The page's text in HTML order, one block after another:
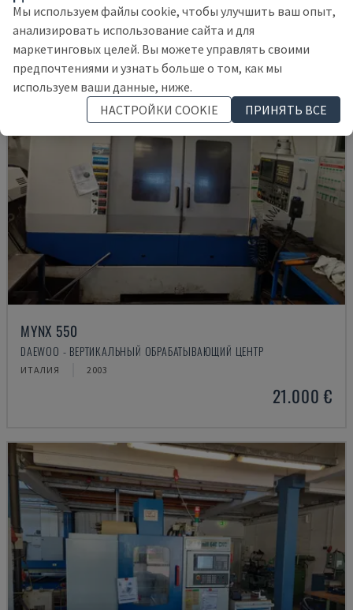
MYNX 550
DAEWOO - ВЕРТИКАЛЬНЫЙ ОБРАБАТЫВАЮЩИЙ ЦЕНТР
ИТАЛИЯ 2003
21.000 €
Мы используем файлы cookie, чтобы улучшить ваш опыт,
анализировать использование сайта и для
маркетинговых целей. Вы можете управлять своими
предпочтениями и узнать больше о том, как мы
используем ваши данные, ниже.
НАСТРОЙКИ COOKIE
ПРИНЯТЬ ВСЕ